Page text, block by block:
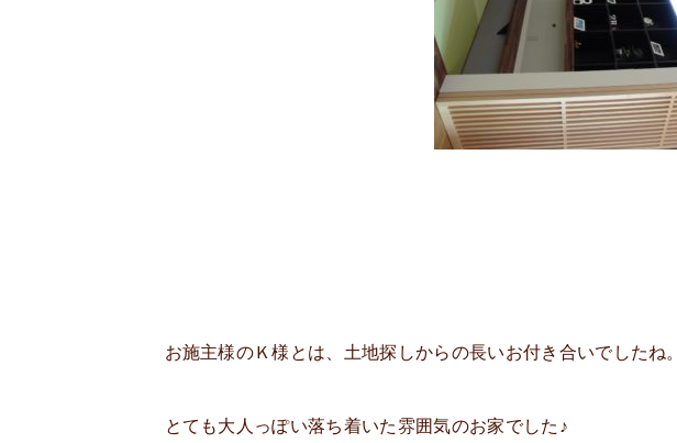
お施主様のＫ様とは、土地探しからの長いお付き合いでしたね。
とても大人っぽい落ち着いた雰囲気のお家でした♪